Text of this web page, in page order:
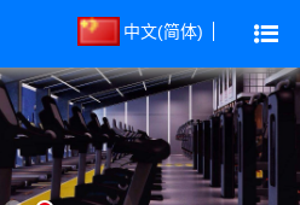
中文(简体)